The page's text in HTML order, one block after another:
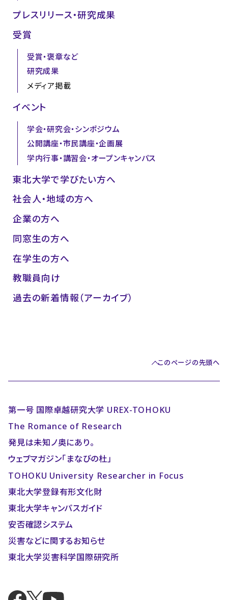
プレスリリース・研究成果
受賞
受賞・褒章など
研究成果
メディア掲載
イベント
学会・研究会・シンポジウム
公開講座・市民講座・企画展
学内行事・講習会・オープンキャンパス
東北大学で学びたい方へ
社会人・地域の方へ
企業の方へ
同窓生の方へ
在学生の方へ
教職員向け
過去の新着情報（アーカイブ）
このページの先頭へ
第一号 国際卓越研究大学 UREX-TOHOKU
The Romance of Research
発見は未知ノ奥にあり。
ウェブマガジン「まなびの杜」
TOHOKU University Researcher in Focus
東北大学登録有形文化財
東北大学キャンパスガイド
安否確認システム
災害などに関するお知らせ
東北大学災害科学国際研究所